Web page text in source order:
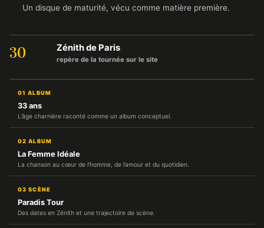
Un disque de maturité, vécu comme matière première.
30 Zénith de Paris
repère de la tournée sur le site
01 ALBUM
33 ans
L’âge charnière raconté comme un album conceptuel.
02 ALBUM
La Femme Idéale
La chanson au cœur de l’homme, de l’amour et du quotidien.
03 SCÈNE
Paradis Tour
Des dates en Zénith et une trajectoire de scène.